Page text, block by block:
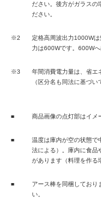
ださい。後方がガラスの
ださい。
※2
定格高周波出力1000W
力は600Wです。600Wへ
※3
年間消費電力量は、省エ
（区分名も同法に基づい
■ 商品画像の点灯部はイメ
■
温度は庫内が空の状態で
法による）。庫内に食品
があります（料理を作る
■
アース棒を同梱しており
い。